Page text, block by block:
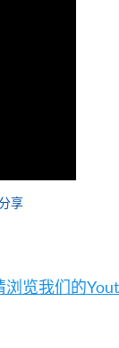
享
浏览我们的